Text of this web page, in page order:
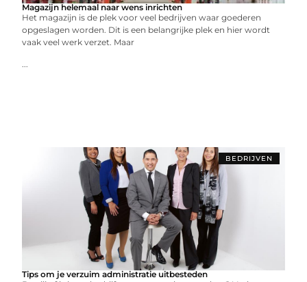
Magazijn helemaal naar wens inrichten
Het magazijn is de plek voor veel bedrijven waar goederen
opgeslagen worden. Dit is een belangrijke plek en hier wordt
vaak veel werk verzet. Maar
...
BEDRIJVEN
Tips om je verzuim administratie uitbesteden